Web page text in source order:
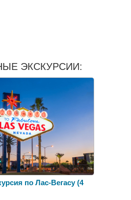
ЭКСКУРСИИ:
по Лас-Вегасу (4